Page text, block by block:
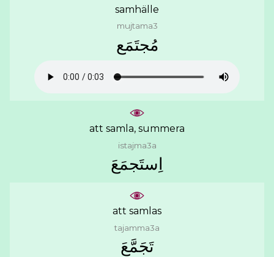
samhälle
mujtama3
ﻣُﺠﺘَﻤَﻊ
att samla, summera
istajma3a
ﺍِﺳﺘَﺠﻤَﻊَ
att samlas
tajamma3a
ﺗَﺠَﻤَّﻊَ